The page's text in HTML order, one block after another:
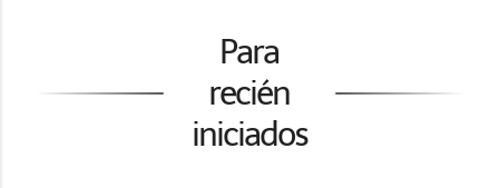
Para
recién
iniciados